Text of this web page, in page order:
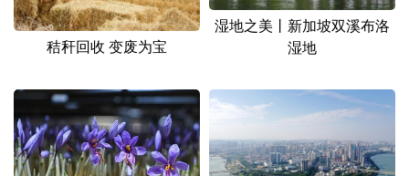
Русский язык 日本語 한국어
Deutsch Português
秸秆回收 变废为宝
湿地之美丨新加坡双溪布洛
湿地